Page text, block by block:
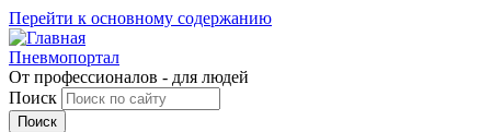
Перейти к основному содержанию
Пневмопортал
От профессионалов - для людей
Поиск